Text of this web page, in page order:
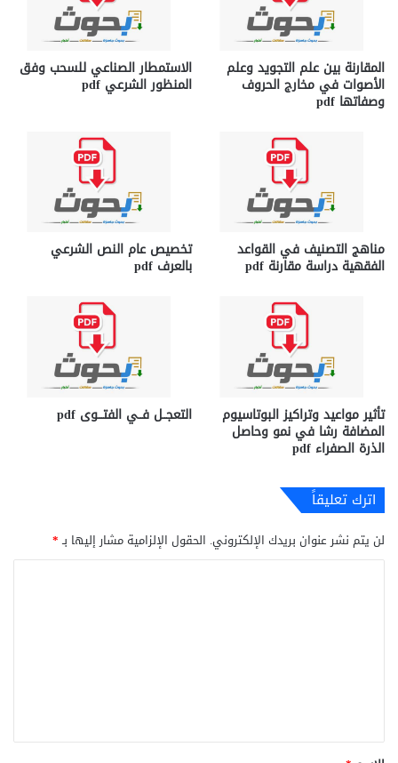
المقارنة بين علم التجويد وعلم
الأصوات في مخارج الحروف
وصفاتها pdf
الاستمطار الصناعي للسحب وفق
المنظور الشرعي pdf
مناهج التصنيف في القواعد
الفقهية دراسة مقارنة pdf
تخصيص عام النص الشرعي
بالعرف pdf
تأثير مواعيد وتراكيز البوتاسيوم
المضافة رشا في نمو وحاصل
الذرة الصفراء pdf
التعجــل فــي الفتـــوى pdf
اترك تعليقاً
لن يتم نشر عنوان بريدك الإلكتروني. الحقول الإلزامية مشار إليها بـ*